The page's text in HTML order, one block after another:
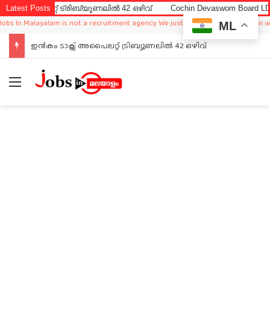
Latest Posts
ട്രിബ്യൂണലിൽ 42 ഒഴിവ് Cochin Devaswom Board LD Clerk
is not a recruitment agency. We just sharing available job in
ഇൻകം ടാക്സ് അപൈലറ്റ് ട്രിബ്യൂണലിൽ 42 ഒഴിവ്
Menu
ML